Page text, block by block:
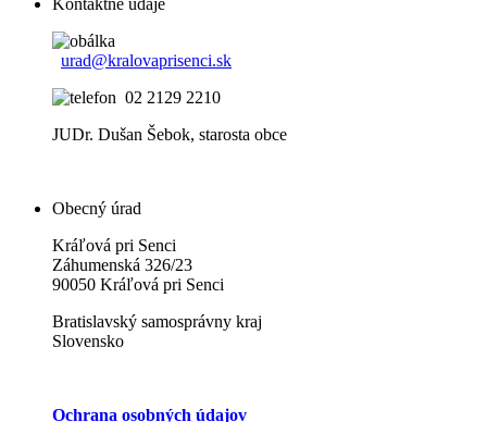
Kontaktné údaje
urad@kralovaprisenci.sk
02 2129 2210
JUDr. Dušan Šebok, starosta obce
Obecný úrad
Kráľová pri Senci
Záhumenská 326/23
90050 Kráľová pri Senci
Bratislavský samosprávny kraj
Slovensko
Ochrana osobných údajov